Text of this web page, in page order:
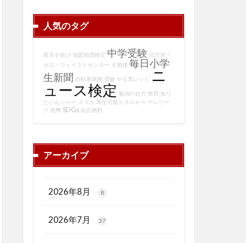
人気のタグ
青天を衝け 地図地理検定 中学受験 渋沢栄一
ゼロ・ウェイストセンター 大相撲 毎日小学
生新聞 自転車保険 受験 やる気レシピ
ニ
ュース検定 勉強の仕方 教育 知り
たいんジャー スマホ 再生可能エネルギー テレワー
ク 紙幣 SDGs 化石燃料
アーカイブ
2026年8月 8
2026年7月 37